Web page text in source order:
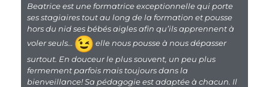
Beatrice est une formatrice exceptionnelle qui porte
ses stagiaires tout au long de la formation et pousse
hors du nid ses bébés aigles afin qu’ils apprennent à
voler seuls…
elle nous pousse à nous dépasser
surtout. En douceur le plus souvent, un peu plus
fermement parfois mais toujours dans la
bienveillance! Sa pédagogie est adaptée à chacun. Il